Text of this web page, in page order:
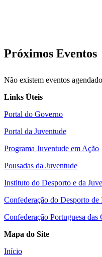
Próximos Eventos
Não existem eventos
Links Úteis
Portal do Governo
Portal da Juventude
Programa Juventude em Ação
Pousadas da Juventude
Instituto do Desporto e da
Confederação do Desporto de
Confederação Portuguesa das
Mapa do Site
Início